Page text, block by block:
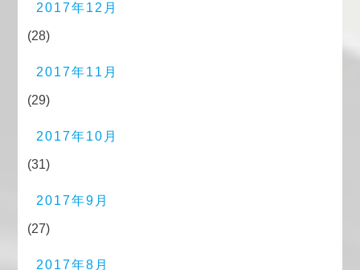
2017年12月
(28)
2017年11月
(29)
2017年10月
(31)
2017年9月
(27)
2017年8月